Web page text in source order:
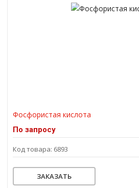
Фосфористая кислота
По запросу
Код товара: 6893
ЗАКАЗАТЬ